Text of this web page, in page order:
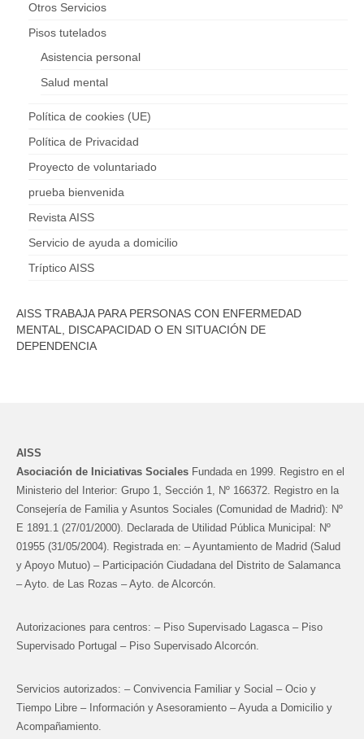
Otros Servicios
Pisos tutelados
Asistencia personal
Salud mental
Política de cookies (UE)
Política de Privacidad
Proyecto de voluntariado
prueba bienvenida
Revista AISS
Servicio de ayuda a domicilio
Tríptico AISS
AISS TRABAJA PARA PERSONAS CON ENFERMEDAD
MENTAL, DISCAPACIDAD O EN SITUACIÓN DE
DEPENDENCIA
AISS
Asociación de Iniciativas Sociales Fundada en 1999. Registro en el
Ministerio del Interior: Grupo 1, Sección 1, Nº 166372. Registro en la
Consejería de Familia y Asuntos Sociales (Comunidad de Madrid): Nº
E 1891.1 (27/01/2000). Declarada de Utilidad Pública Municipal: Nº
01955 (31/05/2004). Registrada en: – Ayuntamiento de Madrid (Salud
y Apoyo Mutuo) – Participación Ciudadana del Distrito de Salamanca
– Ayto. de Las Rozas – Ayto. de Alcorcón.
Autorizaciones para centros: – Piso Supervisado Lagasca – Piso
Supervisado Portugal – Piso Supervisado Alcorcón.
Servicios autorizados: – Convivencia Familiar y Social – Ocio y
Tiempo Libre – Información y Asesoramiento – Ayuda a Domicilio y
Acompañamiento.